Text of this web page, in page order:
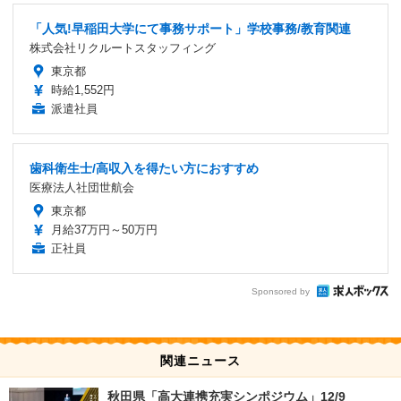
「人気!早稲田大学にて事務サポート」学校事務/教育関連
株式会社リクルートスタッフィング
東京都
時給1,552円
派遣社員
歯科衛生士/高収入を得たい方におすすめ
医療法人社団世航会
東京都
月給37万円～50万円
正社員
Sponsored by
関連ニュース
秋田県「高大連携充実シンポジウム」12/9